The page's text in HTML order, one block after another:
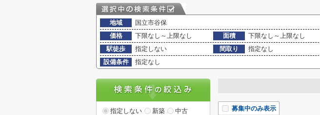
地域
国立市谷保
価格
下限なし～上限なし 面積 下限なし～上限なし
駅徒歩
指定しない 間取り
指定なし
設備条件
指定なし
募集中のみ表示
指定しない 新築
中古